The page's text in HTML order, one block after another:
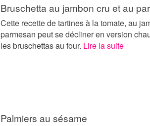
Bruschetta au jambon cru et au
Cette recette de tartines à la tomate, au
parmesan peut se décliner en version
les bruschettas au four. Lire la suite
Palmiers au sésame